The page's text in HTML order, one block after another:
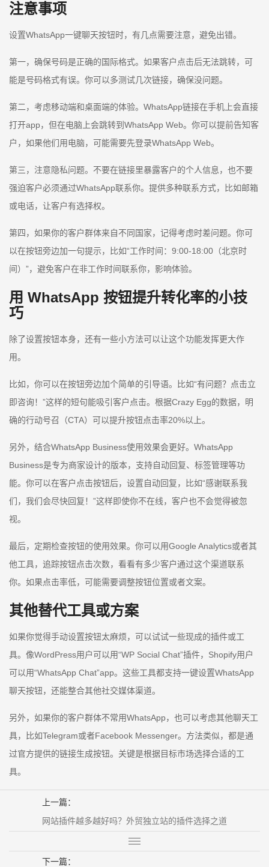
注意事项
设置WhatsApp一键聊天按钮时，有几点需要注意，避免出错。
第一，确保号码是正确的国际格式。如果客户点击后无法跳转，可
能是号码格式有误。你可以多测试几次链接，确保没问题。
第二，考虑移动端和桌面端的体验。WhatsApp链接在手机上会直接
打开app，但在电脑上会跳转到WhatsApp Web。你可以提前告知客
户，如果他们用电脑，可能需要先登录WhatsApp Web。
第三，注意隐私问题。不要在链接里暴露客户的个人信息，也不要
强迫客户必须通过WhatsApp联系你。提供多种联系方式，比如邮箱
或电话，让客户有选择权。
第四，如果你的客户群体来自不同国家，记得考虑时差问题。你可
以在按钮旁边加一句提示，比如“工作时间：9:00-18:00（北京时
间）”，避免客户在非工作时间联系你，影响体验。
用 WhatsApp 按钮提升转化率的小技
巧
除了设置按钮本身，还有一些小方法可以让这个功能发挥更大作
用。
比如，你可以在按钮旁边加个简单的引导语。比如“有问题？点击立
即咨询！”这样的短句能吸引客户点击。根据Crazy Egg的数据，明
确的行动号召（CTA）可以提升按钮点击率20%以上。
另外，结合WhatsApp Business使用效果会更好。WhatsApp
Business是专为商家设计的版本，支持自动回复、标签管理等功
能。你可以在客户点击按钮后，设置自动回复，比如“感谢联系我
们，我们会尽快回复！”这样即使你不在线，客户也不会觉得被忽
视。
最后，定期检查按钮的使用效果。你可以用Google Analytics或者其
他工具，追踪按钮点击次数，看看有多少客户通过这个渠道联系
你。如果点击率低，可能需要调整按钮位置或者文案。
其他替代工具或方案
如果你觉得手动设置按钮太麻烦，可以试试一些现成的插件或工
具。像WordPress用户可以用“WP Social Chat”插件，Shopify用户
可以用“WhatsApp Chat”app。这些工具都支持一键设置WhatsApp
聊天按钮，还能整合其他社交媒体渠道。
另外，如果你的客户群体不常用WhatsApp，也可以考虑其他聊天工
具，比如Telegram或者Facebook Messenger。方法类似，都是通
过官方提供的链接生成按钮。关键是根据目标市场选择合适的工
具。
上一篇：
网站插件越多越好吗？外贸独立站的插件选择之道
下一篇：